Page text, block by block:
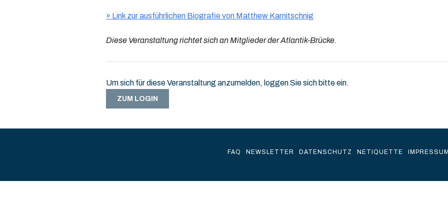
» Link zur ausführlichen Biografie von Matthew Karnitschnig
Diese Veranstaltung richtet sich an Mitglieder der Atlantik-Brücke.
Um sich für diese Veranstaltung anzumelden, loggen Sie sich bitte ein.
ZUM LOGIN
FAQ NEWSLETTER DATENSCHUTZ NETIQUETTE